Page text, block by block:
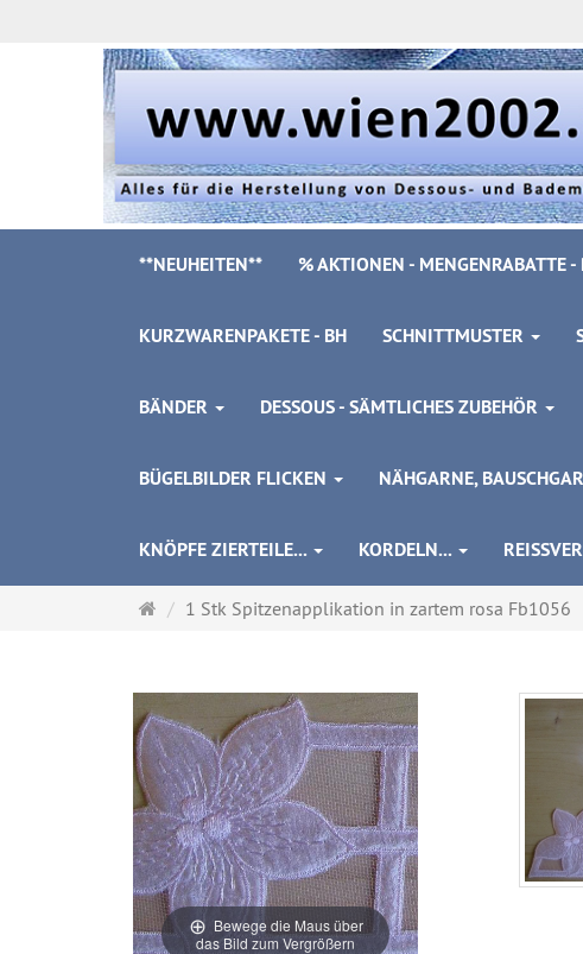
**NEUHEITEN** % AKTIONEN - MENGENRABATTE -
KURZWARENPAKETE - BH SCHNITTMUSTER
BÄNDER DESSOUS - SÄMTLICHES ZUBEHÖR
BÜGELBILDER FLICKEN NÄHGARNE,
KNÖPFE ZIERTEILE... KORDELN...
Startseite
1 Stk Spitzenapplikation in zartem rosa Fb1056
Bewege die Maus über
das Bild zum Vergrößern